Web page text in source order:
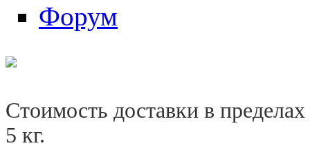
Форум
Стоимость доставки в
5 кг.